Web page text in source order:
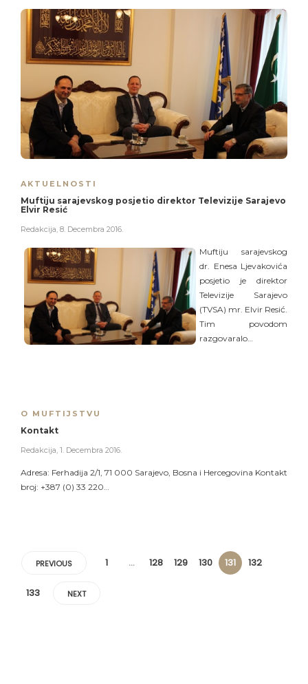
AKTUELNOSTI
Muftiju sarajevskog posjetio direktor Televizije Sarajevo
Elvir Resić
Redakcija, 8. Decembra 2016.
Muftiju sarajevskog
dr. Enesa Ljevakovića
posjetio je direktor
Televizije Sarajevo
(TVSA) mr. Elvir Resić.
Tim povodom
razgovaralo…
O MUFTIJSTVU
Kontakt
Redakcija, 1. Decembra 2016.
Adresa: Ferhadija 2/1, 71 000 Sarajevo, Bosna i Hercegovina Kontakt
broj: +387 (0) 33 220…
PREVIOUS 1 … 128 129 130 131 132
133 NEXT